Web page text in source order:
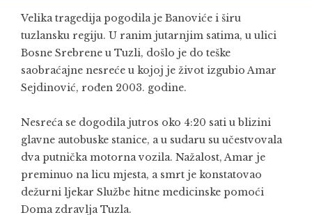
Velika tragedija pogodila je Banoviće i širu
tuzlansku regiju. U ranim jutarnjim satima, u ulici
Bosne Srebrene u Tuzli, došlo je do teške
saobraćajne nesreće u kojoj je život izgubio Amar
Sejdinović, rođen 2003. godine.
Nesreća se dogodila jutros oko 4:20 sati u blizini
glavne autobuske stanice, a u sudaru su učestvovala
dva putnička motorna vozila. Nažalost, Amar je
preminuo na licu mjesta, a smrt je konstatovao
dežurni ljekar Službe hitne medicinske pomoći
Doma zdravlja Tuzla.